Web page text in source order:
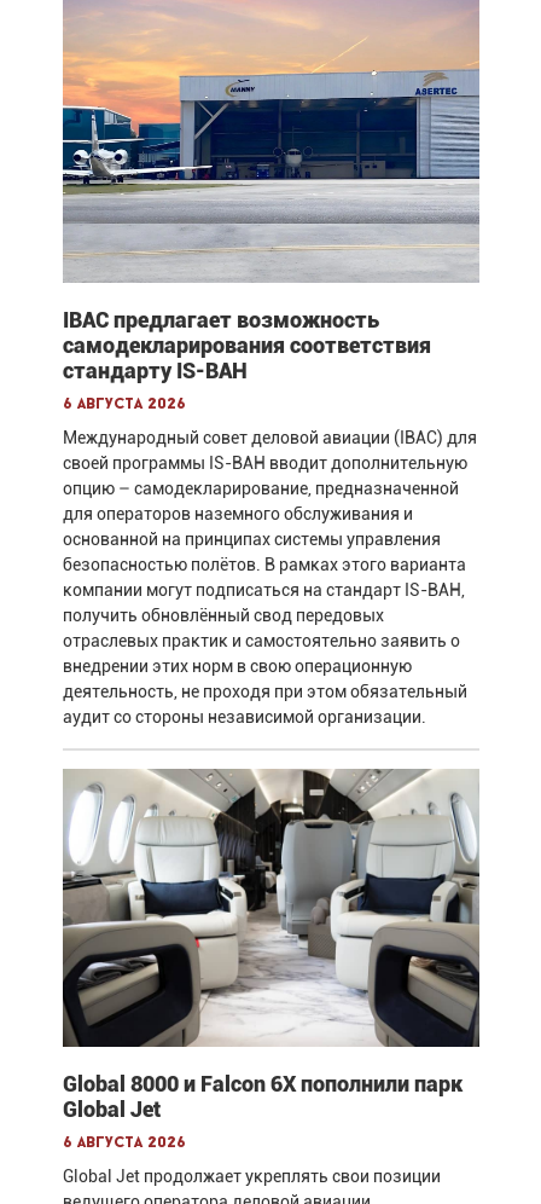
IBAC предлагает возможность
самодекларирования соответствия
стандарту IS-BAH
6 августа 2026
Международный совет деловой авиации (IBAC) для
своей программы IS-BAH вводит дополнительную
опцию – самодекларирование, предназначенной
для операторов наземного обслуживания и
основанной на принципах системы управления
безопасностью полётов. В рамках этого варианта
компании могут подписаться на стандарт IS-BAH,
получить обновлённый свод передовых
отраслевых практик и самостоятельно заявить о
внедрении этих норм в свою операционную
деятельность, не проходя при этом обязательный
аудит со стороны независимой организации.
Global 8000 и Falcon 6X пополнили парк
Global Jet
6 августа 2026
Global Jet продолжает укреплять свои позиции